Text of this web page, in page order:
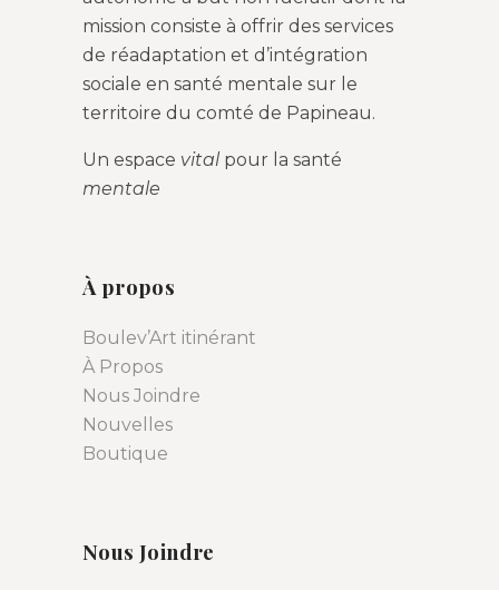
mission consiste à offrir des services
de réadaptation et d’intégration
sociale en santé mentale sur le
territoire du comté de Papineau.
Un espace vitalpour la santé
mentale
À propos
Boulev’Art itinérant
À Propos
Nous Joindre
Nouvelles
Boutique
Nous Joindre